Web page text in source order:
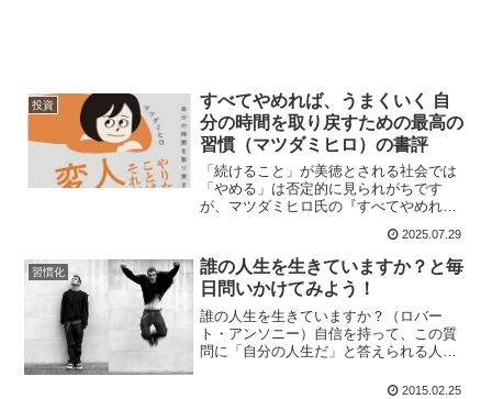
投資
すべてやめれば、うまくいく 自
分の時間を取り戻すための最高の
習慣（マツダミヒロ）の書評
「続けること」が美徳とされる社会では
「やめる」は否定的に見られがちです
が、マツダミヒロ氏の『すべてやめれ
直します。本当に必要なこと以外をやめ
ることで、自分の時間とエネルギーに余
白が生まれ、自己肯定感や創造性が高ま
ります。人生は有限だからこそ、「やめ
る」は前向きな選択なのです。
2025.07.29
習慣化
誰の人生を生きていますか？と毎
日問いかけてみよう！
誰の人生を生きていますか？（ロバー
ト・アンソニー）自信を持って、この質
問に「自分の人生だ」と答えられる人は
ツダミヒロ氏の新刊賢人たちからの運命
2015.02.25